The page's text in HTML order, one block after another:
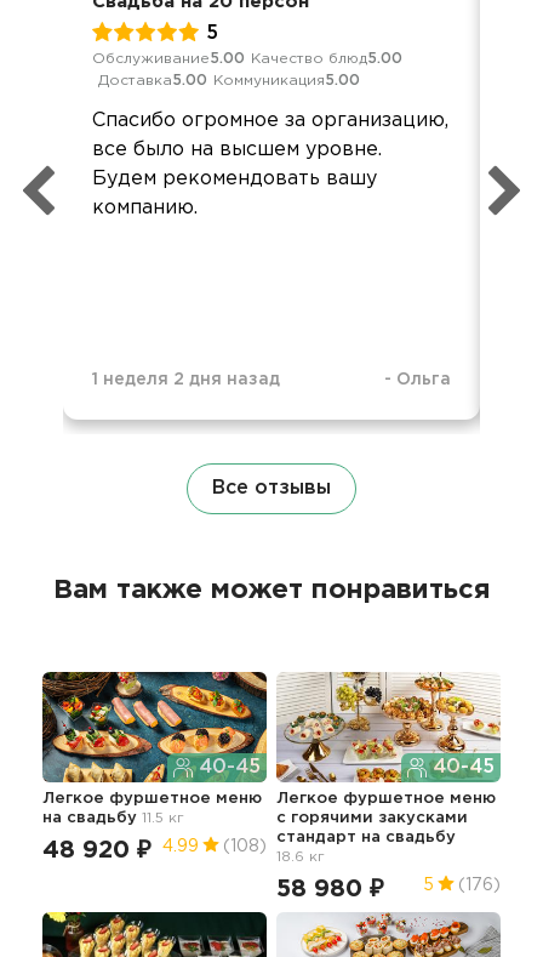
5
Обслуживание5.00 Качество блюд5.00
Доставка5.00 Коммуникация5.00
Спасибо огромное за организацию,
все было на высшем уровне.
Будем рекомендовать вашу
компанию.
1 неделя 2 дня назад - Ольга
Все отзывы
Вам также может понравиться
40-45
Легкое фуршетное меню
на свадьбу 11.5 кг
48 920 ₽ 4.99 (108)
40-45
Легкое фуршетное меню
c горячими закусками
стандарт на свадьбу
18.6 кг
58 980 ₽ 5 (176)